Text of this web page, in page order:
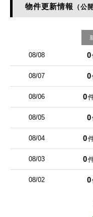
物件更新情報 （公
08/08 0
08/07 0
08/06 0
08/05 0
08/04 0
08/03 0
08/02 0